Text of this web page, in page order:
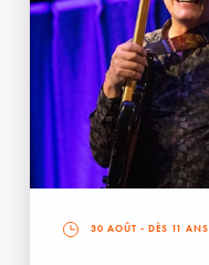
30 AOÛT - DÈS 11 ANS